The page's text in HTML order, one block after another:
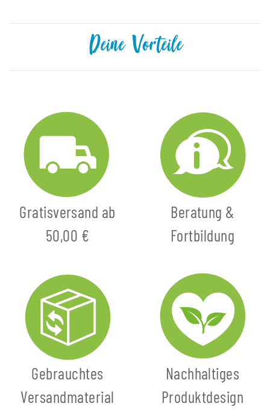
Deine Vorteile
Gratisversand ab
50,00 €
Beratung &
Fortbildung
Gebrauchtes
Versandmaterial
Nachhaltiges
Produktdesign